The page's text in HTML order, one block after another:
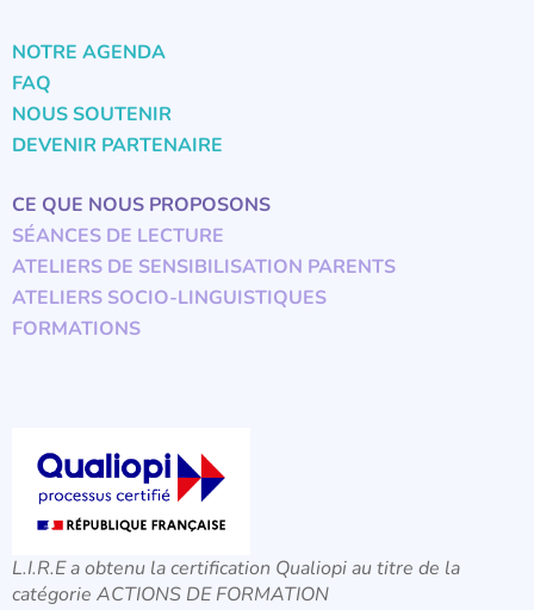
NOTRE AGENDA
FAQ
NOUS SOUTENIR
DEVENIR PARTENAIRE
CE QUE NOUS PROPOSONS
SÉANCES DE LECTURE
ATELIERS DE SENSIBILISATION PARENTS
ATELIERS SOCIO-LINGUISTIQUES
FORMATIONS
L.I.R.E a obtenu la certification Qualiopi au titre de la
catégorie ACTIONS DE FORMATION